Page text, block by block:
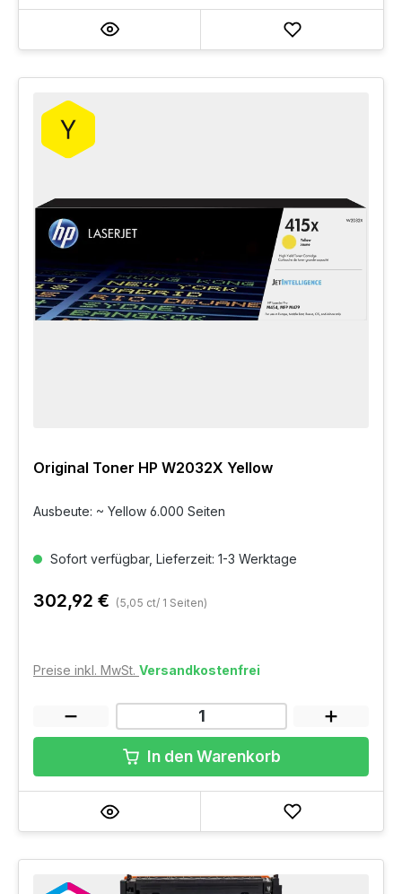
Original Toner HP W2032X Yellow
Ausbeute: ~ Yellow 6.000 Seiten
Sofort verfügbar, Lieferzeit: 1-3 Werktage
302,92 € (5,05 ct/ 1 Seiten)
Preise inkl. MwSt. Versandkostenfrei
In den Warenkorb